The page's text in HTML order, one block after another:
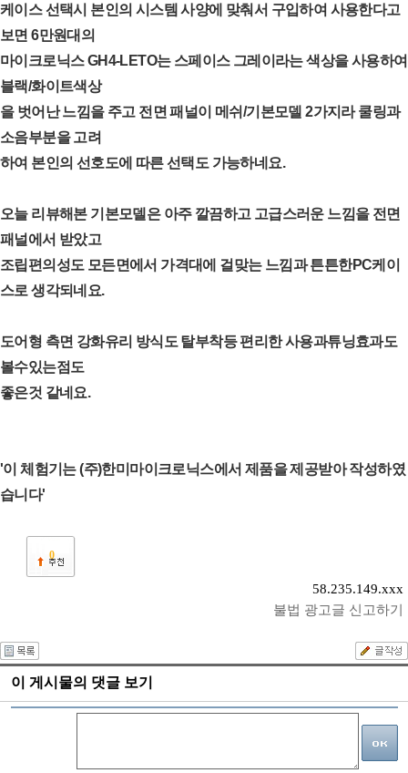
케이스 선택시 본인의 시스템 사양에 맞춰서 구입하여 사용한다고
보면 6만원대의
마이크로닉스 GH4-LETO는 스페이스 그레이라는 색상을 사용하여
블랙/화이트색상
을 벗어난 느낌을 주고 전면 패널이 메쉬/기본모델 2가지라 쿨링과
소음부분을 고려
하여 본인의 선호도에 따른 선택도 가능하네요.
오늘 리뷰해본 기본모델은 아주 깔끔하고 고급스러운 느낌을 전면
패널에서 받았고
조립편의성도 모든면에서 가격대에 걸맞는 느낌과 튼튼한PC케이
스로 생각되네요.
도어형 측면 강화유리 방식도 탈부착등 편리한 사용과튜닝효과도
볼수있는점도
좋은것 같네요.
'이 체험기는 (주)한미마이크로닉스에서 제품을 제공받아 작성하였
습니다'
0
58.235.149.xxx
불법 광고글 신고하기
이 게시물의 댓글 보기